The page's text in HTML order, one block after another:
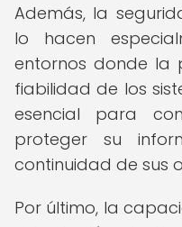
Además, la
lo hacen
entornos donde la
fiabilidad de los
esencial para
proteger su
continuidad de sus
Por último, la